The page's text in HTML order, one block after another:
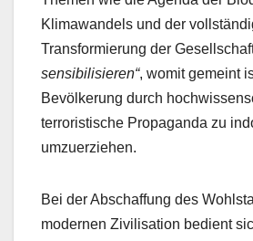
Klimawandels und der
Transformierung der
sensibilisieren“, womit gemeint
Bevölkerung durch
terroristische Propaganda zu
umzuerziehen.
Bei der Abschaffung des
modernen Zivilisation bedient